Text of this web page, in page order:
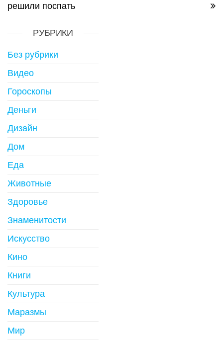
решили поспать
РУБРИКИ
Без рубрики
Видео
Гороскопы
Деньги
Дизайн
Дом
Еда
Животные
Здоровье
Знаменитости
Искусство
Кино
Книги
Культура
Маразмы
Мир